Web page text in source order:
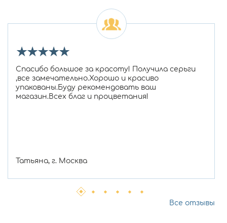
★★★★★
Спасибо большое за красоту! Получила серьги
,все замечательно.Хорошо и красиво
упакованы.Буду рекомендовать ваш
магазин.Всех благ и процветания!
Татьяна, г. Москва
Все отзывы